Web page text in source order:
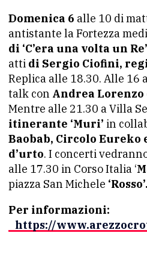
Domenica 6 alle 10 di
antistante la Fortezza
di ‘C’era una volta un Re’
atti di Sergio Ciofini,
Replica alle 18.30. Alle 16
talk con Andrea
Mentre alle 21.30 a Villa
itinerante ‘Muri’ in
Baobab, Circolo Eureko
d’urto. I concerti
alle 17.30 in Corso Italia ‘
piazza San Michele ‘Rosso’.
Per informazioni:
https://